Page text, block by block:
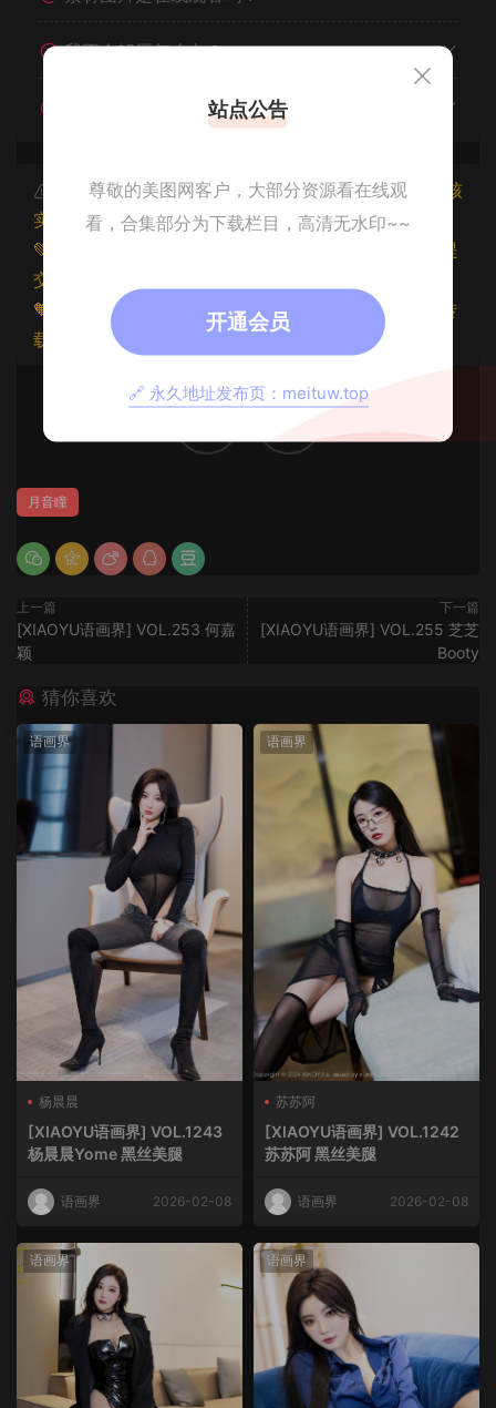
我不会解压怎么办？
遇见其他问题怎么办？
本文资源仅供个人参考学习，请勿批量搬运，一经核
实将封禁账号权限！
💚本文资源均来源网友分享，若侵犯了您的权益可以提
交工单处理。
🧡原文链接：
https://www.znjxg.com/1550.html
，转
载请注明出处。
月音瞳
上一篇
[XIAOYU语画界] VOL.253 何嘉
颖
下一篇
[XIAOYU语画界] VOL.255 芝芝
Booty
猜你喜欢
语画界
杨晨晨
[XIAOYU语画界] VOL.1243
杨晨晨Yome 黑丝美腿
语画界 2026-02-08
语画界
苏苏阿
[XIAOYU语画界] VOL.1242
苏苏阿 黑丝美腿
语画界 2026-02-08
语画界 语画界
站点公告
尊敬的美图网客户，大部分资源看在线观
看，合集部分为下载栏目，高清无水印~~
开通会员
🔗 永久地址发布页：meituw.top